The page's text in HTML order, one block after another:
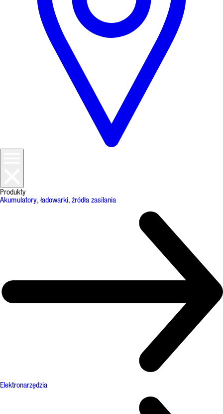
Produkty
Akumulatory, ładowarki, źródła zasilania
Elektronarzędzia